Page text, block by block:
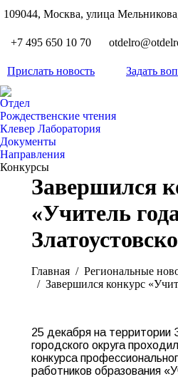
109044, Москва, улица
+7 495 650 10 70
Прислать новость Задать
Отдел
Рождественские чтения
Клевер Лаборатория
Документы
Направления
Конкурсы
Завершился
«Учитель
Главная
Pегиональные
Завершился конкурс
25 декабря на территории
городского округа
конкурса
работников образования